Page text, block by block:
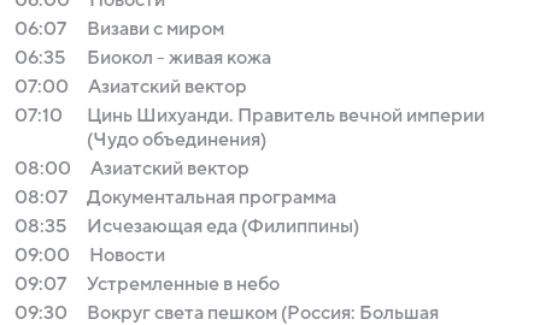
06:07
Визави с миром
06:35
Биокол - живая кожа
07:00
Азиатский вектор
07:10
Цинь Шихуанди. Правитель вечной империи
(Чудо объединения)
08:00
Азиатский вектор
08:07
Документальная программа
08:35
Исчезающая еда (Филиппины)
09:00
Новости
09:07
Устремленные в небо
09:30
Вокруг света пешком (Россия: Большая